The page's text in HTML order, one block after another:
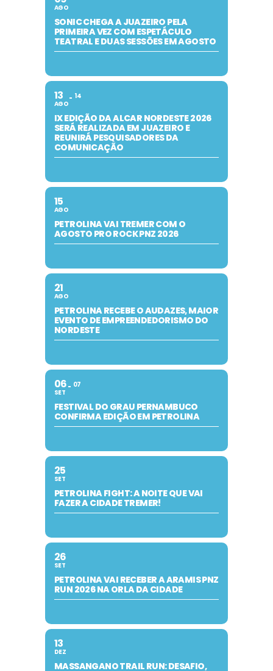
AGO
SONIC CHEGA A JUAZEIRO PELA
PRIMEIRA VEZ COM ESPETÁCULO
TEATRAL E DUAS SESSÕES EM AGOSTO
13
AGO
14
IX EDIÇÃO DA ALCAR NORDESTE 2026
SERÁ REALIZADA EM JUAZEIRO E
REUNIRÁ PESQUISADORES DA
COMUNICAÇÃO
15
AGO
PETROLINA VAI TREMER COM O
AGOSTO PRO ROCK PNZ 2026
21
AGO
PETROLINA RECEBE O AUDAZES, MAIOR
EVENTO DE EMPREENDEDORISMO DO
NORDESTE
06
SET
07
FESTIVAL DO GRAU PERNAMBUCO
CONFIRMA EDIÇÃO EM PETROLINA
25
SET
PETROLINA FIGHT: A NOITE QUE VAI
FAZER A CIDADE TREMER!
26
SET
PETROLINA VAI RECEBER A ARAMIS PNZ
RUN 2026 NA ORLA DA CIDADE
13
DEZ
MASSANGANO TRAIL RUN: DESAFIO,